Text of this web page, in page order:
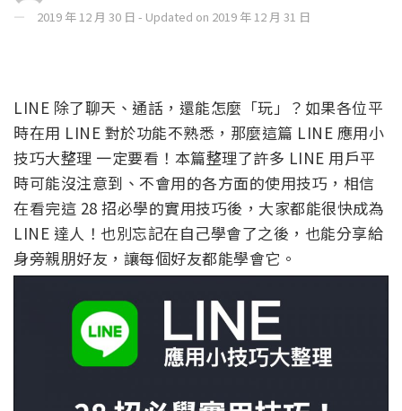
2019 年 12 月 30 日 - Updated on 2019 年 12 月 31 日
LINE 除了聊天、通話，還能怎麼「玩」？如果各位平
時在用 LINE 對於功能不熟悉，那麼這篇 LINE 應用小
技巧大整理 一定要看！本篇整理了許多 LINE 用戶平
時可能沒注意到、不會用的各方面的使用技巧，相信
在看完這 28 招必學的實用技巧後，大家都能很快成為
LINE 達人！也別忘記在自己學會了之後，也能分享給
身旁親朋好友，讓每個好友都能學會它。